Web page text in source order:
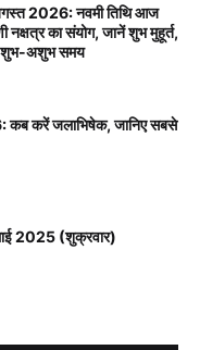
2026: नवमी तिथि आज
नक्षत्र का संयोग, जानें शुभ मुहूर्त,
शुभ-अशुभ समय
कब करें जलाभिषेक, जानिए सबसे
2025 (शुक्रवार)